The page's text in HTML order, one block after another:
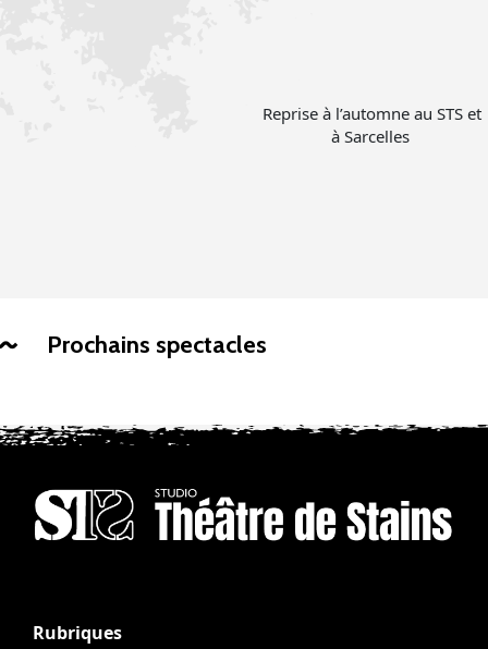
Reprise à l’automne au STS et
à Sarcelles
Prochains spectacles
Rubriques